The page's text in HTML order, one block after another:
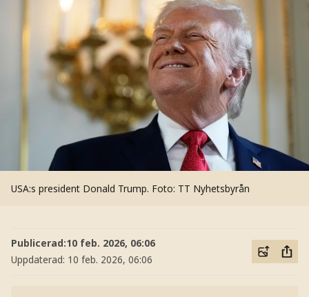
USA:s president Donald Trump. Foto: TT Nyhetsbyrån
Publicerad:10 feb. 2026, 06:06
Uppdaterad: 10 feb. 2026, 06:06